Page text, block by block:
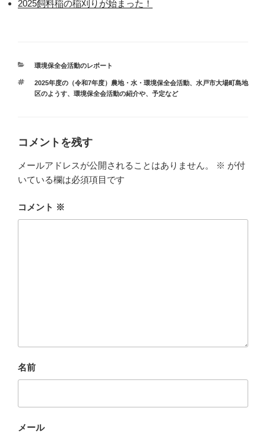
2025飼料稲の稲刈りが始まった！
カ
ゴ
リ
環境保全会活動のレポート
タ
グ
2025年度の（令和7年度）農地・水・環境保全会活動、 水戸市大場町島地
区のようす、 環境保全会活動の紹介や、予定など
コメントを残す
メールアドレスが公開されることはありません。 ※ が付
いている欄は必須項目です
コメント ※
名前
メール